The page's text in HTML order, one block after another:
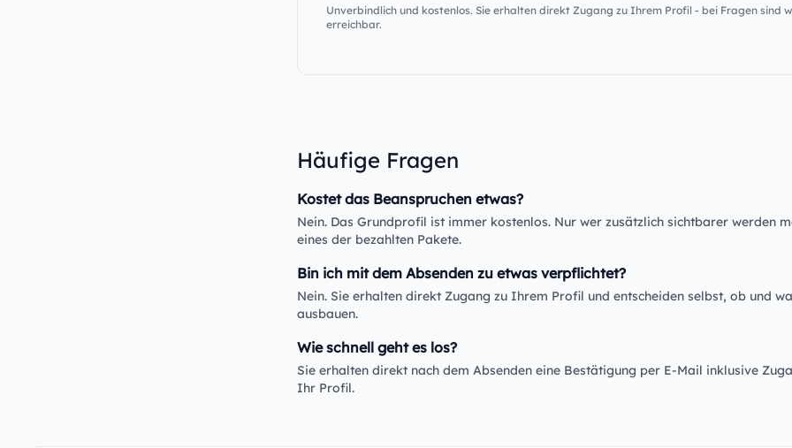
Unverbindlich und kostenlos. Sie erhalten direkt Zugang zu Ihrem Profil - bei Fragen sind
erreichbar.
Häufige Fragen
Kostet das Beanspruchen etwas?
Nein. Das Grundprofil ist immer kostenlos. Nur wer zusätzlich sichtbarer werden
eines der bezahlten Pakete.
Bin ich mit dem Absenden zu etwas verpflichtet?
Nein. Sie erhalten direkt Zugang zu Ihrem Profil und entscheiden selbst, ob und
ausbauen.
Wie schnell geht es los?
Sie erhalten direkt nach dem Absenden eine Bestätigung per E-Mail inklusive
Ihr Profil.